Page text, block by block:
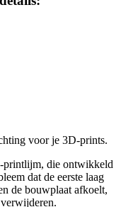
voor je 3D-prints.
printlijm, die ontwikkeld
dat de eerste laag
de bouwplaat afkoelt,